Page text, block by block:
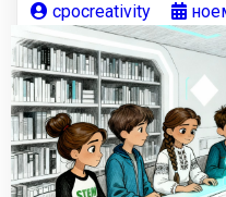
cpocreativity